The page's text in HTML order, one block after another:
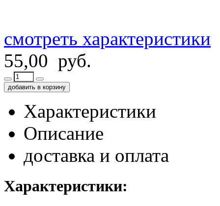
смотреть характеристики
55,00 руб.
добавить в корзину
Характеристики
Описание
доставка и оплата
Характеристики: